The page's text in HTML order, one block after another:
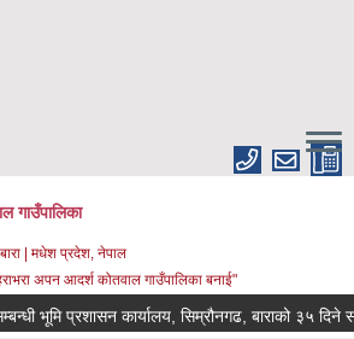
गाउँपालिका
| मधेश प्रदेश, नेपाल
अपन आदर्श कोतवाल गाउँपालिका बनाई"
भूमि प्रशासन कार्यालय, सिम्रौनगढ, बाराको ३५ दिने